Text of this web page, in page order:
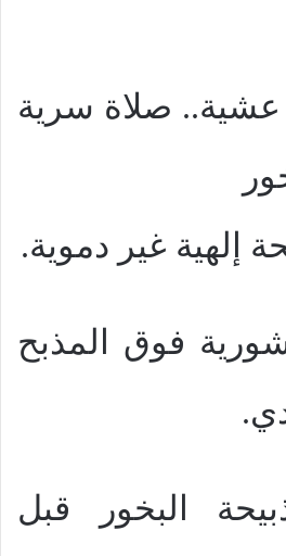
عشية.. صلاة سرية
إلهية غير دموية.
فوق المذبح
البخور قبل